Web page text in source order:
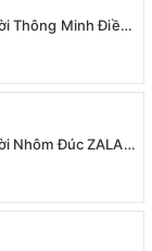
Thông Minh Điều
Nhôm Đúc ZALAA